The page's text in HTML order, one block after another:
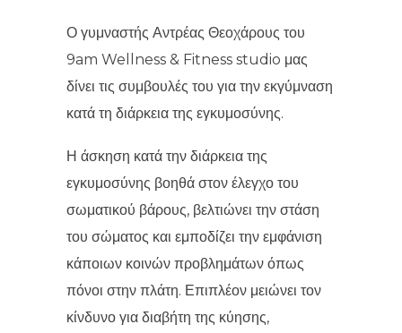
Ο γυμναστής Αντρέας Θεοχάρους του
9am Wellness & Fitness studio μας
δίνει τις συμβουλές του για την εκγύμναση
κατά τη διάρκεια της εγκυμοσύνης.
Η άσκηση κατά την διάρκεια της
εγκυμοσύνης βοηθά στον έλεγχο του
σωματικού βάρους, βελτιώνει την στάση
του σώματος και εμποδίζει την εμφάνιση
κάποιων κοινών προβλημάτων όπως
πόνοι στην πλάτη. Επιπλέον μειώνει τον
κίνδυνο για διαβήτη της κύησης,